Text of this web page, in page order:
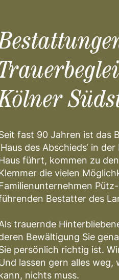
fast 90 Jahren ist das
des Abschieds‘ in
führt, kommen zu
die vielen
Bestatter des
trauernde
Bewältigung Sie
persönlich richtig ist.
lassen gern alles
nichts muss.